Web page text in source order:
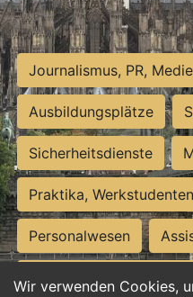
Wir verwenden Cookies,
Journalismus, PR,
Ausbildungsplätze
Sicherheitsdienste
Praktika,
Personalwesen
Hilfskräfte, Aushilfs-